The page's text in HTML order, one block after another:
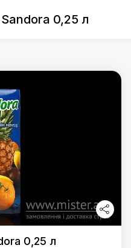
Sandora 0,25 л
0,25 л